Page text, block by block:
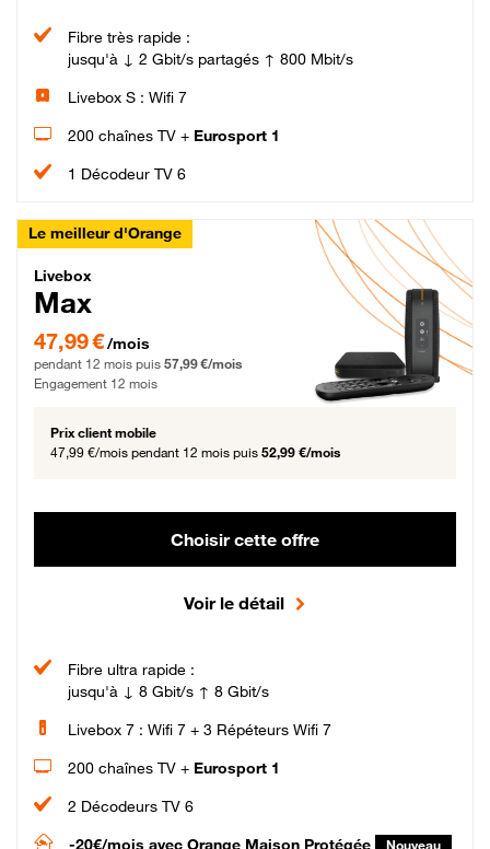
Fibre très rapide :
jusqu'à ↓ 2 Gbit/s partagés ↑ 800 Mbit/s
Livebox S : Wifi 7
200 chaînes TV + Eurosport 1
1 Décodeur TV 6
Le meilleur d'Orange
Livebox Max Fibre
Livebox
Max
47,99 € par mois pendant 12 mois puis 57,99 € par mois, Engagement 12 mois
47,99 €/mois
pendant 12 mois puis 57,99 €/mois
Engagement 12 mois
Prix client mobile
47,99 €/mois pendant 12 mois puis 52,99 €/mois
Choisir cette offre
Voir le détail
Fibre ultra rapide :
jusqu'à ↓ 8 Gbit/s ↑ 8 Gbit/s
Livebox 7 : Wifi 7 + 3 Répéteurs Wifi 7
200 chaînes TV + Eurosport 1
2 Décodeurs TV 6
-20€/mois avec Orange Maison Protégée Nouveau